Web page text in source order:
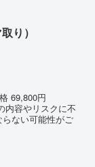
り）
69,800円
内容やリスクに不
ない可能性がご